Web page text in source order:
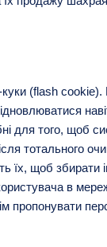
(flash cookie).
для того, щоб
тотального
їх, щоб збирати
в
пропонувати